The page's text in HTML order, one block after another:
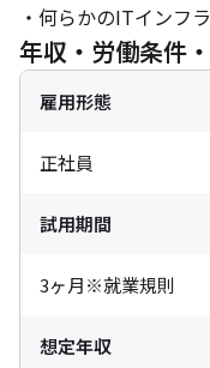
・何らかのITインフ
年収・労働条件
雇用形態
正社員
試用期間
3ヶ月※就業規則
想定年収